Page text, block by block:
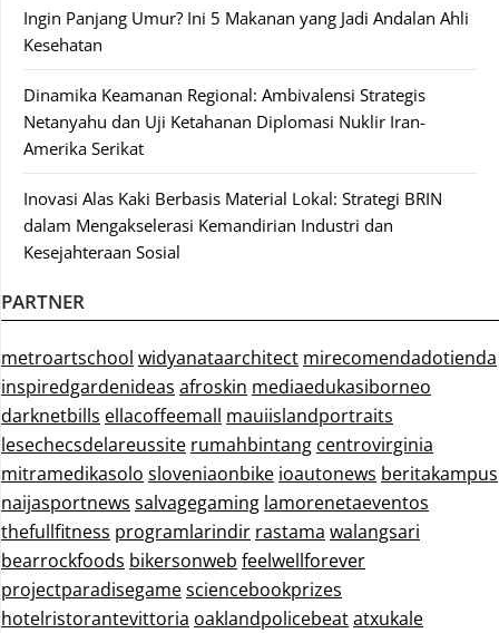
Ingin Panjang Umur? Ini 5 Makanan yang Jadi Andalan Ahli
Kesehatan
Dinamika Keamanan Regional: Ambivalensi Strategis
Netanyahu dan Uji Ketahanan Diplomasi Nuklir Iran-
Amerika Serikat
Inovasi Alas Kaki Berbasis Material Lokal: Strategi BRIN
dalam Mengakselerasi Kemandirian Industri dan
Kesejahteraan Sosial
PARTNER
metroartschool widyanataarchitect mirecomendadotienda
inspiredgardenideas afroskin mediaedukasiborneo
darknetbills ellacoffeemall mauiislandportraits
lesechecsdelareussite rumahbintang centrovirginia
mitramedikasolo sloveniaonbike ioautonews beritakampus
naijasportnews salvagegaming lamorenetaeventos
thefullfitness programlarindir rastama walangsari
bearrockfoods bikersonweb feelwellforever
projectparadisegamesciencebookprizes
hotelristorantevittoria oaklandpolicebeatatxukale